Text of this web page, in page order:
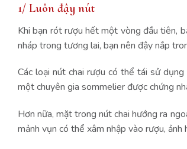
1/ Luôn đậy nút
Khi bạn rót rượu hết một vòng đầu tiên,
nháp trong tương lai, bạn nên đậy nắp
Các loại nút chai rượu có thể tái sử
một chuyên gia sommelier được chứng
Hơn nữa, mặt trong nút chai hướng ra
mảnh vụn có thể xâm nhập vào rượu,